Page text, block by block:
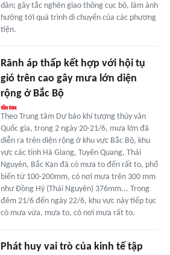
dân; gây tắc nghẽn giao thông cục bộ, làm ảnh
hưởng tới quá trình di chuyển của các phương
tiện.
Rãnh áp thấp kết hợp với hội tụ
gió trên cao gây mưa lớn diện
rộng ở Bắc Bộ
Theo Trung tâm Dự báo khí tượng thủy văn
Quốc gia, trong 2 ngày 20-21/6, mưa lớn đã
diễn ra trên diện rộng ở khu vực Bắc Bộ, khu
vực các tỉnh Hà Giang, Tuyên Quang, Thái
Nguyên, Bắc Kạn đã có mưa to đến rất to, phổ
biến từ 100-200mm, có nơi mưa trên 300 mm
như Đồng Hỷ (Thái Nguyên) 376mm... Trong
đêm 21/6 đến ngày 22/6, khu vực này tiếp tục
có mưa vừa, mưa to, có nơi mưa rất to.
Phát huy vai trò của kinh tế tập